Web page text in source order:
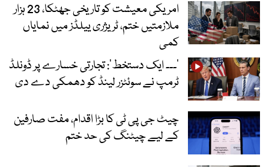
امریکی معیشت کو تاریخی جھٹکا، 23 ہزار
ملازمتیں ختم، ٹریژری ییلڈز میں نمایاں
کمی
’۔۔۔ ایک دستخط‘: تجارتی خسارے پر ڈونلڈ
ٹرمپ نے سوئٹزر لینڈ کو دھمکی دے دی
چیٹ جی پی ٹی کا بڑا اقدام، مفت صارفین
کے لیے چیٹنگ کی حد ختم